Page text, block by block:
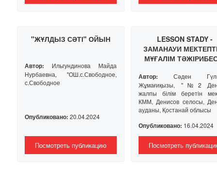
"ЖҰЛДЫЗ СӘТІ" ОЙЫН
Автор: Ильгундинова Майда
Нурбаевна, "ОШ.с.Свободное,
с.Свободное
Опубликовано: 20.04.2024
Посмотреть публикацию
LESSON STADY -
ЗАМАНАУИ
МҰҒАЛІМ
Автор: Сәден
Жұмағиқызы, "№2
жалпы білім беретін
КММ, Денисов селосы,
ауданы, Қостанай облысы
Опубликовано: 16.04.2024
Посмотреть